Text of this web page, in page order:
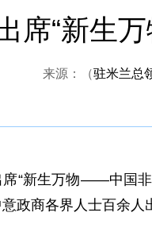
席“新生
来源：（驻米兰总
“新生万物——中国
政商各界人士百余人